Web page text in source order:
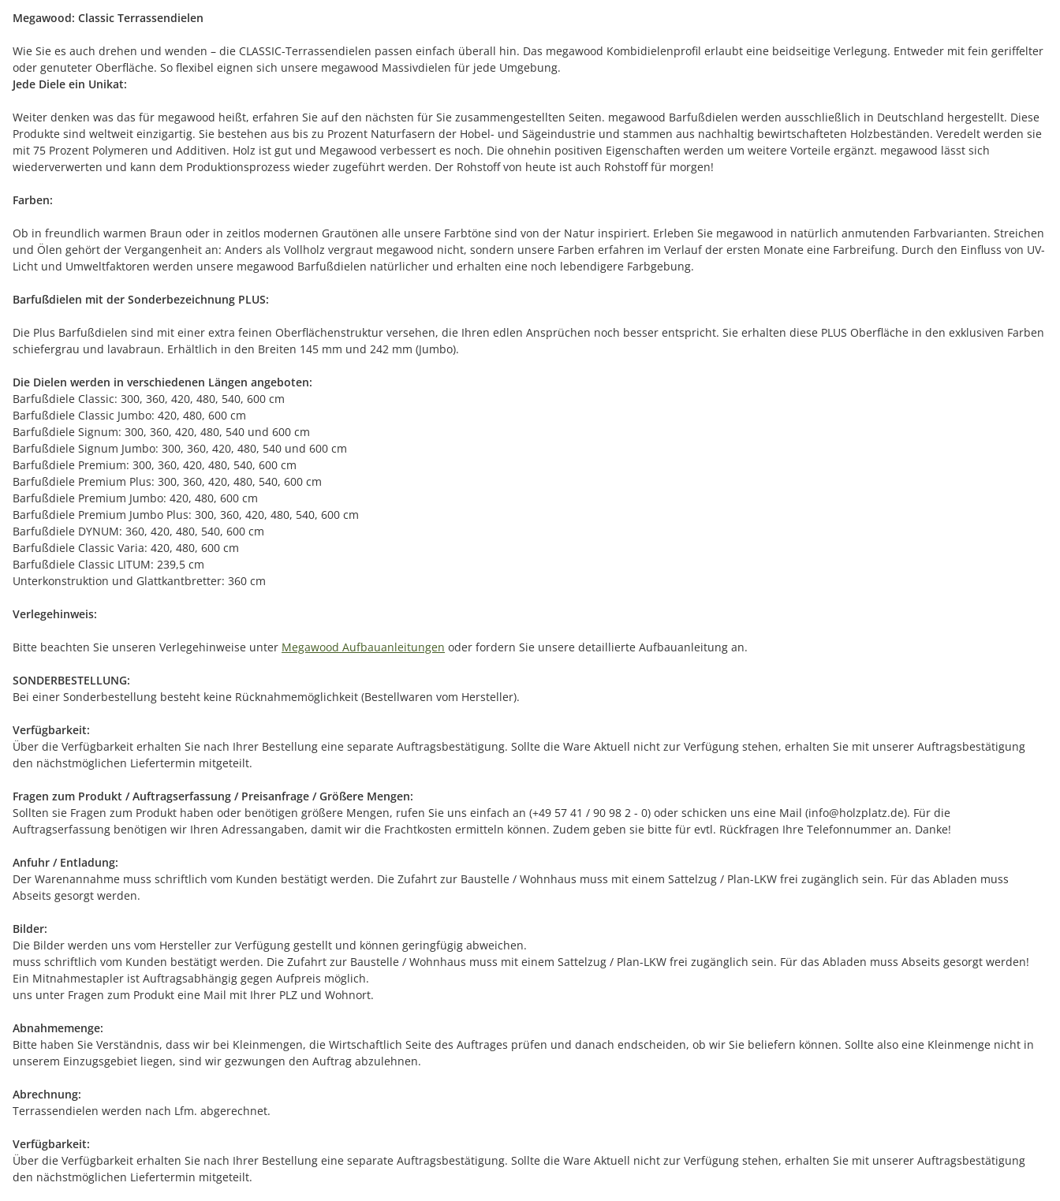
Megawood: Classic Terrassendielen
Wie Sie es auch drehen und wenden – die CLASSIC-Terrassendielen passen einfach überall hin. Das megawood Kombidielenprofil erlaubt eine beidseitige Verlegung. Entweder mit fein geriffelter
oder genuteter Oberfläche. So flexibel eignen sich unsere megawood Massivdielen für jede Umgebung.
Jede Diele ein Unikat:
Weiter denken was das für megawood heißt, erfahren Sie auf den nächsten für Sie zusammengestellten Seiten. megawood Barfußdielen werden ausschließlich in Deutschland hergestellt. Diese
Produkte sind weltweit einzigartig. Sie bestehen aus bis zu Prozent Naturfasern der Hobel- und Sägeindustrie und stammen aus nachhaltig bewirtschafteten Holzbeständen. Veredelt werden sie
mit 75 Prozent Polymeren und Additiven. Holz ist gut und Megawood verbessert es noch. Die ohnehin positiven Eigenschaften werden um weitere Vorteile ergänzt. megawood lässt sich
wiederverwerten und kann dem Produktionsprozess wieder zugeführt werden. Der Rohstoff von heute ist auch Rohstoff für morgen!
Farben:
Ob in freundlich warmen Braun oder in zeitlos modernen Grautönen alle unsere Farbtöne sind von der Natur inspiriert. Erleben Sie megawood in natürlich anmutenden Farbvarianten. Streichen
und Ölen gehört der Vergangenheit an: Anders als Vollholz vergraut megawood nicht, sondern unsere Farben erfahren im Verlauf der ersten Monate eine Farbreifung. Durch den Einfluss von UV-
Licht und Umweltfaktoren werden unsere megawood Barfußdielen natürlicher und erhalten eine noch lebendigere Farbgebung.
Barfußdielen mit der Sonderbezeichnung PLUS:
Die Plus Barfußdielen sind mit einer extra feinen Oberflächenstruktur versehen, die Ihren edlen Ansprüchen noch besser entspricht. Sie erhalten diese PLUS Oberfläche in den exklusiven Farben
schiefergrau und lavabraun. Erhältlich in den Breiten 145 mm und 242 mm (Jumbo).
Die Dielen werden in verschiedenen Längen angeboten:
Barfußdiele Classic: 300, 360, 420, 480, 540, 600 cm
Barfußdiele Classic Jumbo: 420, 480, 600 cm
Barfußdiele Signum: 300, 360, 420, 480, 540 und 600 cm
Barfußdiele Signum Jumbo: 300, 360, 420, 480, 540 und 600 cm
Barfußdiele Premium: 300, 360, 420, 480, 540, 600 cm
Barfußdiele Premium Plus: 300, 360, 420, 480, 540, 600 cm
Barfußdiele Premium Jumbo: 420, 480, 600 cm
Barfußdiele Premium Jumbo Plus: 300, 360, 420, 480, 540, 600 cm
Barfußdiele DYNUM: 360, 420, 480, 540, 600 cm
Barfußdiele Classic Varia: 420, 480, 600 cm
Barfußdiele Classic LITUM: 239,5 cm
Unterkonstruktion und Glattkantbretter: 360 cm
Verlegehinweis:
Bitte beachten Sie unseren Verlegehinweise unter Megawood Aufbauanleitungen oder fordern Sie unsere detaillierte Aufbauanleitung an.
SONDERBESTELLUNG:
Bei einer Sonderbestellung besteht keine Rücknahmemöglichkeit (Bestellwaren vom Hersteller).
Verfügbarkeit:
Über die Verfügbarkeit erhalten Sie nach Ihrer Bestellung eine separate Auftragsbestätigung. Sollte die Ware Aktuell nicht zur Verfügung stehen, erhalten Sie mit unserer Auftragsbestätigung
den nächstmöglichen Liefertermin mitgeteilt.
Fragen zum Produkt / Auftragserfassung / Preisanfrage / Größere Mengen:
Sollten sie Fragen zum Produkt haben oder benötigen größere Mengen, rufen Sie uns einfach an (+49 57 41 / 90 98 2 - 0) oder schicken uns eine Mail (info@holzplatz.de). Für die
Auftragserfassung benötigen wir Ihren Adressangaben, damit wir die Frachtkosten ermitteln können. Zudem geben sie bitte für evtl. Rückfragen Ihre Telefonnummer an. Danke!
Anfuhr / Entladung:
Der Warenannahme muss schriftlich vom Kunden bestätigt werden. Die Zufahrt zur Baustelle / Wohnhaus muss mit einem Sattelzug / Plan-LKW frei zugänglich sein. Für das Abladen muss
Abseits gesorgt werden.
Bilder:
Die Bilder werden uns vom Hersteller zur Verfügung gestellt und können geringfügig abweichen.
muss schriftlich vom Kunden bestätigt werden. Die Zufahrt zur Baustelle / Wohnhaus muss mit einem Sattelzug / Plan-LKW frei zugänglich sein. Für das Abladen muss Abseits gesorgt werden!
Ein Mitnahmestapler ist Auftragsabhängig gegen Aufpreis möglich.
uns unter Fragen zum Produkt eine Mail mit Ihrer PLZ und Wohnort.
Abnahmemenge:
Bitte haben Sie Verständnis, dass wir bei Kleinmengen, die Wirtschaftlich Seite des Auftrages prüfen und danach endscheiden, ob wir Sie beliefern können. Sollte also eine Kleinmenge nicht in
unserem Einzugsgebiet liegen, sind wir gezwungen den Auftrag abzulehnen.
Abrechnung:
Terrassendielen werden nach Lfm. abgerechnet.
Verfügbarkeit:
Über die Verfügbarkeit erhalten Sie nach Ihrer Bestellung eine separate Auftragsbestätigung. Sollte die Ware Aktuell nicht zur Verfügung stehen, erhalten Sie mit unserer Auftragsbestätigung
den nächstmöglichen Liefertermin mitgeteilt.